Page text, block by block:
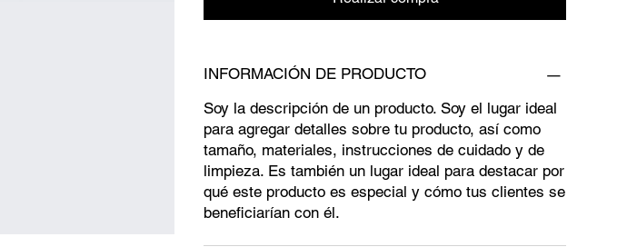
INFORMACIÓN DE PRODUCTO
Soy la descripción de un producto. Soy el lugar ideal
para agregar detalles sobre tu producto, así como
tamaño, materiales, instrucciones de cuidado y de
limpieza. Es también un lugar ideal para destacar por
qué este producto es especial y cómo tus clientes se
beneficiarían con él.